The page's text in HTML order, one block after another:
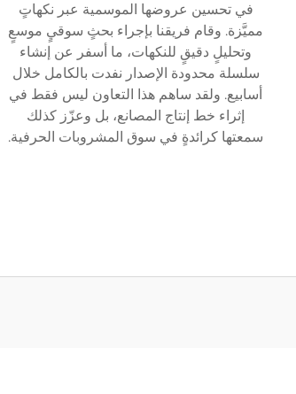
في تحسين عروضها الموسمية عبر نكهاتٍ
مميَّزة. وقام فريقنا بإجراء بحثٍ سوقيٍ موسعٍ
وتحليلٍ دقيقٍ للنكهات، ما أسفر عن إنشاء
سلسلة محدودة الإصدار نفدت بالكامل خلال
أسابيع. ولقد ساهم هذا التعاون ليس فقط في
إثراء خط إنتاج المصانع، بل وعزّز كذلك
سمعتها كرائدةٍ في سوق المشروبات الحرفية.